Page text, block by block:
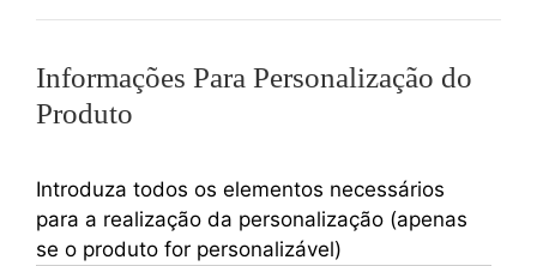
Informações Para Personalização do
Produto
Introduza todos os elementos necessários
para a realização da personalização (apenas
se o produto for personalizável)